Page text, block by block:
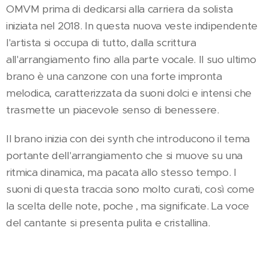
OMVM prima di dedicarsi alla carriera da solista
iniziata nel 2018. In questa nuova veste indipendente
l'artista si occupa di tutto, dalla scrittura
all'arrangiamento fino alla parte vocale. Il suo ultimo
brano è una canzone con una forte impronta
melodica, caratterizzata da suoni dolci e intensi che
trasmette un piacevole senso di benessere.
Il brano inizia con dei synth che introducono il tema
portante dell'arrangiamento che si muove su una
ritmica dinamica, ma pacata allo stesso tempo. I
suoni di questa traccia sono molto curati, così come
la scelta delle note, poche , ma significate. La voce
del cantante si presenta pulita e cristallina.